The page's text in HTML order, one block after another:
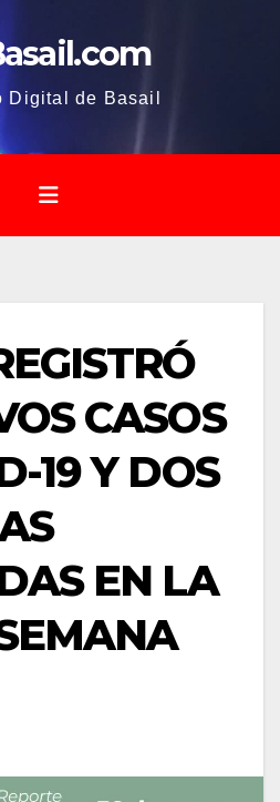
Digital de Basail
CASOS
19 Y DOS
EN LA